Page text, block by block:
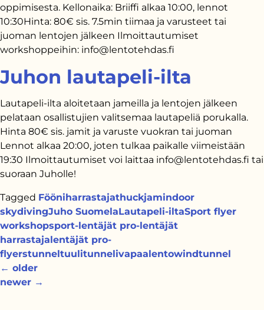
oppimisesta. Kellonaika: Briiffi alkaa 10:00, lennot
10:30Hinta: 80€ sis. 7.5min tiimaa ja varusteet tai
juoman lentojen jälkeen Ilmoittautumiset
workshoppeihin: info@lentotehdas.fi
Juhon lautapeli-ilta
Lautapeli-ilta aloitetaan jameilla ja lentojen jälkeen
pelataan osallistujien valitsemaa lautapeliä porukalla.
Hinta 80€ sis. jamit ja varuste vuokran tai juoman
Lennot alkaa 20:00, joten tulkaa paikalle viimeistään
19:30 Ilmoittautumiset voi laittaa info@lentotehdas.fi tai
suoraan Juholle!
Tagged Fööni harrastajathuckjamindoor
skydivingJuho SuomelaLautapeli-iltaSport flyer
workshopsport-lentäjät pro-lentäjät
harrastajalentäjät pro-
flyerstunnel tuulitunnelivapaalentowindtunnel
← older
newer →